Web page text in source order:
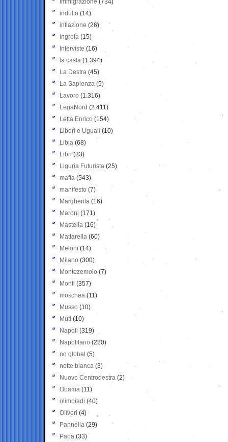
Immigrazione (734)
indulto (14)
inflazione (26)
Ingroia (15)
Interviste (16)
la casta (1.394)
La Destra (45)
La Sapienza (5)
Lavoro (1.316)
LegaNord (2.411)
Letta Enrico (154)
Liberi e Uguali (10)
Libia (68)
Libri (33)
Liguria Futurista (25)
mafia (543)
manifesto (7)
Margherita (16)
Maroni (171)
Mastella (16)
Mattarella (60)
Meloni (14)
Milano (300)
Montezemolo (7)
Monti (357)
moschea (11)
Musso (10)
Muti (10)
Napoli (319)
Napolitano (220)
no global (5)
notte bianca (3)
Nuovo Centrodestra (2)
Obama (11)
olimpiadi (40)
Oliveri (4)
Pannella (29)
Papa (33)